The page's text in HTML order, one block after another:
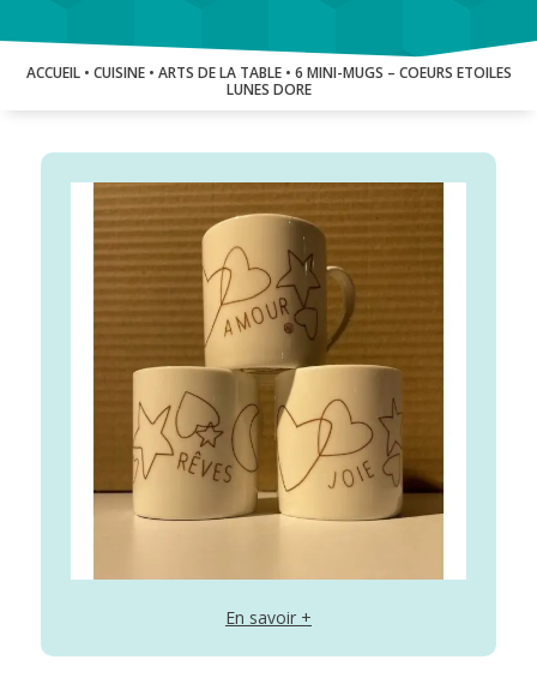
ACCUEIL• CUISINE• ARTS DE LA TABLE• 6 MINI-MUGS – COEURS ETOILES
LUNES DORE
En savoir +